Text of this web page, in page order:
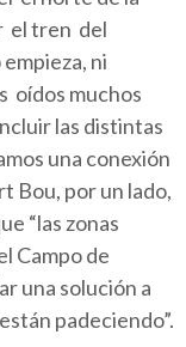
el tren del
ni
oídos muchos
las distintas
una conexión
Bou, por un lado,
“las zonas
Campo de
una solución a
padeciendo”.